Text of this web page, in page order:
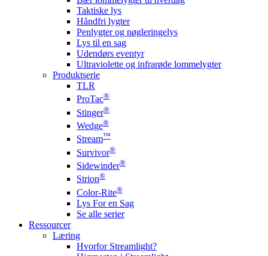
Taktiske lys
Håndfri lygter
Penlygter og nøgleringelys
Lys til en sag
Udendørs eventyr
Ultraviolette og infrarøde lommelygter
Produktserie
TLR
ProTac®
Stinger®
Wedge®
Stream™
Survivor®
Sidewinder®
Strion®
Color-Rite®
Lys For en Sag
Se alle serier
Ressourcer
Læring
Hvorfor Streamlight?